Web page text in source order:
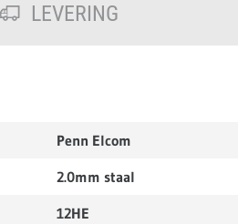
LEVERING
Penn Elcom
2.0mm staal
12HE